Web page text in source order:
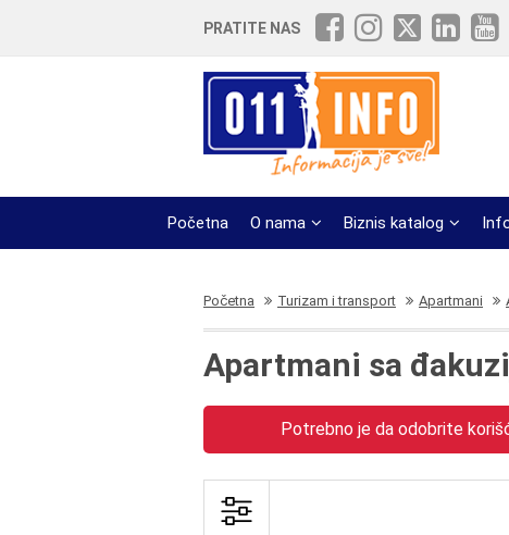
PRATITE NAS
Početna O nama Biznis katalog
Početna Turizam i transport Apartmani
Apartmani sa
Potrebno je da odobrite